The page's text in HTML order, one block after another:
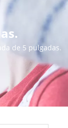
de 5 pulgadas.